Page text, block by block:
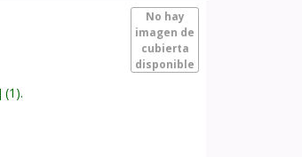
No hay
imagen de
cubierta
disponible
(1).